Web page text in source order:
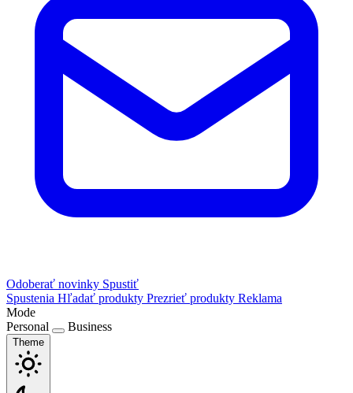
Odoberať novinky Spustiť
Spustenia Hľadať produkty Prezrieť produkty Reklama
Mode
Personal
Business
Theme